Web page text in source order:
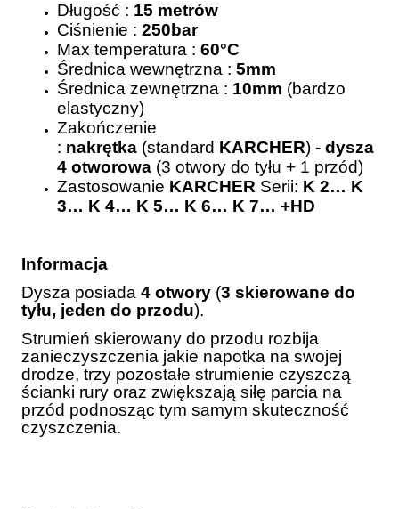
Długość : 15 metrów
Ciśnienie : 250bar
Max temperatura : 60°C
Średnica wewnętrzna : 5mm
Średnica zewnętrzna : 10mm (bardzo
elastyczny)
Zakończenie
: nakrętka (standard KARCHER) - dysza
4 otworowa (3 otwory do tyłu + 1 przód)
Zastosowanie KARCHER Serii: K 2… K
3… K 4… K 5… K 6… K 7… +HD
Informacja
Dysza posiada 4 otwory (3 skierowane do
tyłu, jeden do przodu).
Strumień skierowany do przodu rozbija
zanieczyszczenia jakie napotka na swojej
drodze, trzy pozostałe strumienie czyszczą
ścianki rury oraz zwiększają siłę parcia na
przód podnosząc tym samym skuteczność
czyszczenia.